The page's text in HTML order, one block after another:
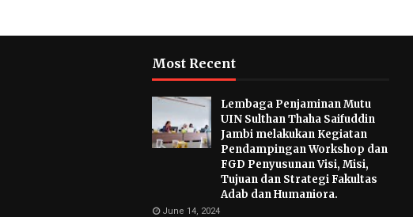
Most Recent
Lembaga Penjaminan Mutu
UIN Sulthan Thaha Saifuddin
Jambi melakukan Kegiatan
Pendampingan Workshop dan
FGD Penyusunan Visi, Misi,
Tujuan dan Strategi Fakultas
Adab dan Humaniora.
June 14, 2024